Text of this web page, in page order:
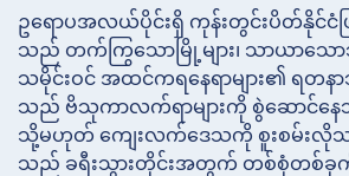
ဥရောပအလယ်ပိုင်းရှိ ကုန်းတွင်းပိတ်နိုင်ငံ
သည် တက်ကြွသောမြို့များ၊ သာယာသော
သမိုင်းဝင် အထင်ကရနေရာများ၏ ရတ
သည် ဗိသုကာလက်ရာများကို စွဲဆောင်နေ
သို့မဟုတ် ကျေးလက်ဒေသကို စူးစမ်းလိုသ
သည် ခရီးသွားတိုင်းအတွက် တစ်စုံတစ်ခု